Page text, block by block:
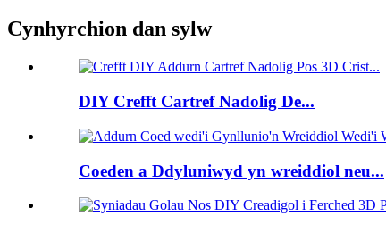
Cynhyrchion dan sylw
DIY Crefft Cartref Nadolig De...
Coeden a Ddyluniwyd yn wreiddiol neu...